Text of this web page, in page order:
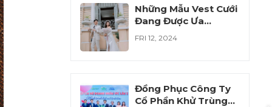
Những Mẫu Vest Cưới
Đang Được Ưa
Chuộng Năm 2024
FRI 12, 2024
Đồng Phục Công Ty
Cổ Phần Khử Trùng